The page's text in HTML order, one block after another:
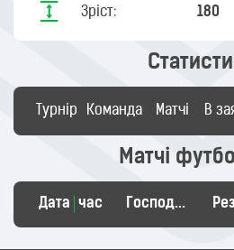
Зріст: 180
Турнір Команда Матчі В
Матчі
Дата час Господарі